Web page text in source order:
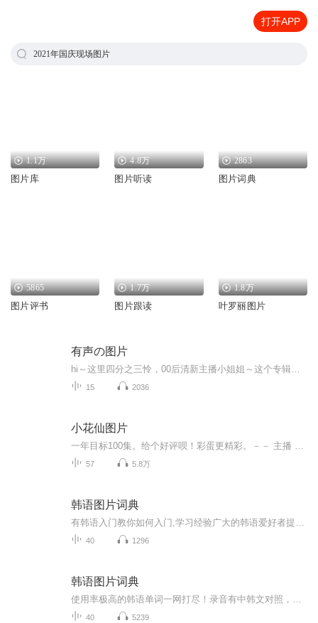
打开APP
2021年国庆现场图片
1.1万
图片库
4.8万
图片听读
2863
图片词典
5865
图片评书
1.7万
图片跟读
1.8万
叶罗丽图片
有声の图片
15 2036
小花仙图片
57 5.8万
韩语图片词典
40 1296
韩语图片词典
40 5239